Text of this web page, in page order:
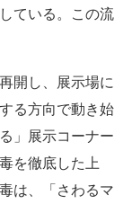
ている。この流
開し、展示場に
る方向で動き始
」展示コーナー
を徹底した上
は、「さわるマ